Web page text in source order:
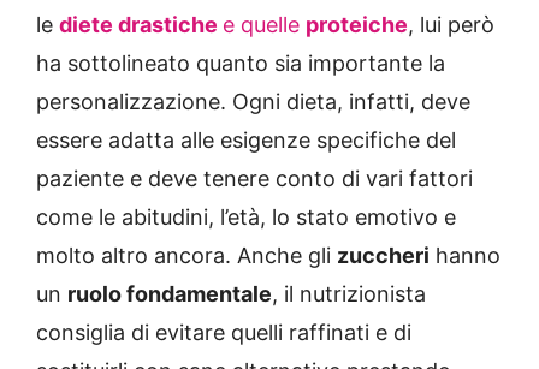
le diete drastiche e quelle proteiche, lui però
ha sottolineato quanto sia importante la
personalizzazione. Ogni dieta, infatti, deve
essere adatta alle esigenze specifiche del
paziente e deve tenere conto di vari fattori
come le abitudini, l’età, lo stato emotivo e
molto altro ancora. Anche gli zuccheri hanno
un ruolo fondamentale, il nutrizionista
consiglia di evitare quelli raffinati e di